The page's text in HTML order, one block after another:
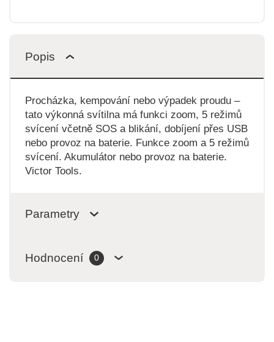
Popis
Procházka, kempování nebo výpadek proudu –
tato výkonná svítilna má funkci zoom, 5 režimů
svícení včetně SOS a blikání, dobíjení přes USB
nebo provoz na baterie. Funkce zoom a 5 režimů
svícení. Akumulátor nebo provoz na baterie.
Victor Tools.
Parametry
Hodnocení 0